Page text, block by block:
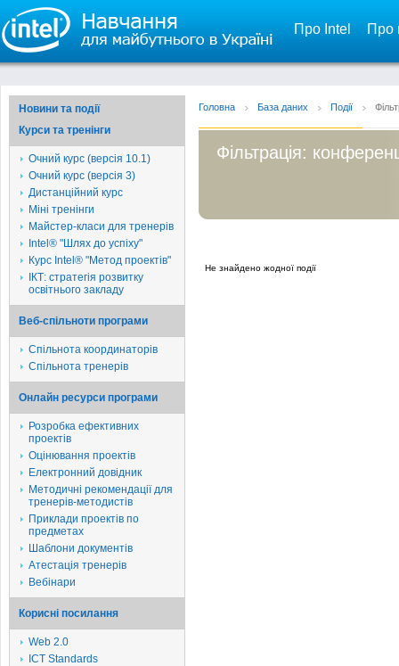
Про Intel Про
Новини та події
Курси та тренінги
Очний курс (версія 10.1)
Очний курс (версія 3)
Дистанційний курс
Міні тренінги
Майстер-класи для тренерів
Intel® "Шлях до успіху"
Курс Intel® "Метод проектів"
ІКТ: стратегія розвитку
освітнього закладу
Веб-спільноти програми
Спільнота координаторів
Спільнота тренерів
Онлайн ресурси програми
Розробка ефективних
проектів
Оцінювання проектів
Електронний довідник
Методичні рекомендації для
тренерів-методистів
Приклади проектів по
предметах
Шаблони документів
Атестація тренерів
Вебінари
Корисні посилання
Web 2.0
ICT Standards
Головна База даних Події
Фільтрація:
Не знайдено жодної події